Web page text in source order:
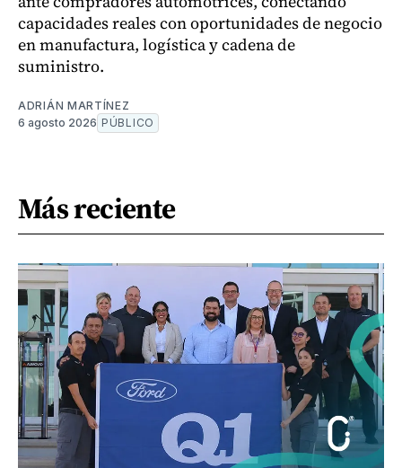
capacidades reales con oportunidades de negocio
en manufactura, logística y cadena de
suministro.
ADRIÁN MARTÍNEZ
6 agosto 2026 PÚBLICO
Más reciente